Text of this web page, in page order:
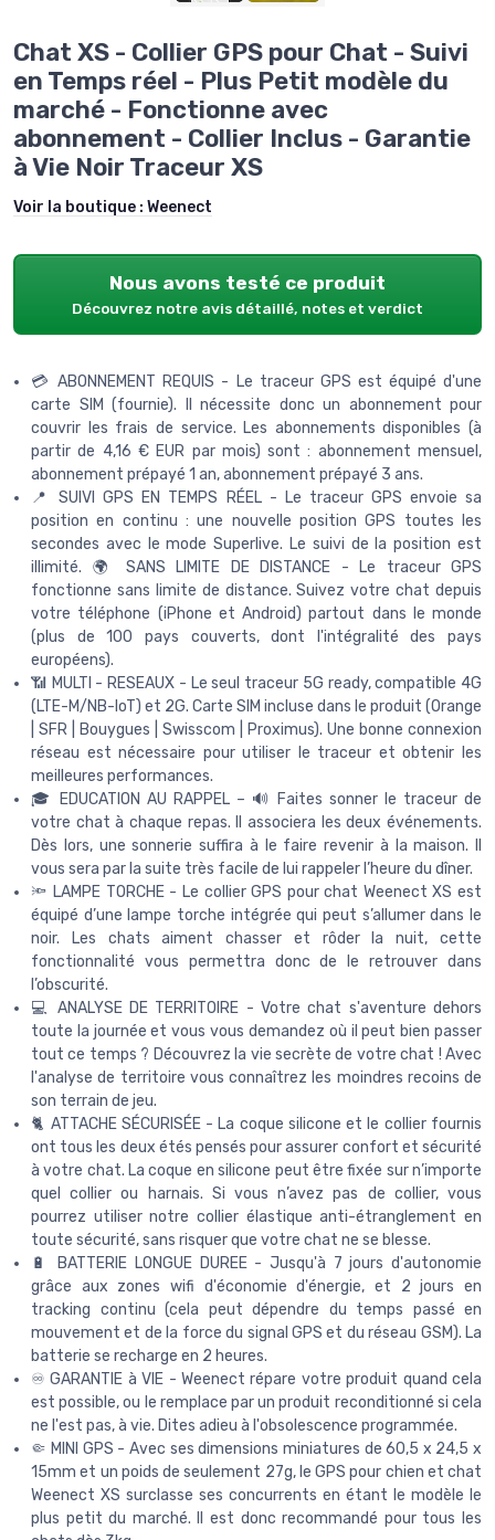
Chat XS - Collier GPS pour Chat - Suivi
en Temps réel - Plus Petit modèle du
marché - Fonctionne avec
abonnement - Collier Inclus - Garantie
à Vie Noir Traceur XS
Voir la boutique : Weenect
Nous avons testé ce produit
Découvrez notre avis détaillé, notes et verdict
💳 ABONNEMENT REQUIS - Le traceur GPS est équipé d'une
carte SIM (fournie). Il nécessite donc un abonnement pour
couvrir les frais de service. Les abonnements disponibles (à
partir de 4,16 € EUR par mois) sont : abonnement mensuel,
abonnement prépayé 1 an, abonnement prépayé 3 ans.
📍 SUIVI GPS EN TEMPS RÉEL - Le traceur GPS envoie sa
position en continu : une nouvelle position GPS toutes les
secondes avec le mode Superlive. Le suivi de la position est
illimité. 🌍 SANS LIMITE DE DISTANCE - Le traceur GPS
fonctionne sans limite de distance. Suivez votre chat depuis
votre téléphone (iPhone et Android) partout dans le monde
(plus de 100 pays couverts, dont l'intégralité des pays
européens).
📶 MULTI - RESEAUX - Le seul traceur 5G ready, compatible 4G
(LTE-M/NB-IoT) et 2G. Carte SIM incluse dans le produit (Orange
| SFR | Bouygues | Swisscom | Proximus). Une bonne connexion
réseau est nécessaire pour utiliser le traceur et obtenir les
meilleures performances.
🎓 EDUCATION AU RAPPEL – 🔊 Faites sonner le traceur de
votre chat à chaque repas. Il associera les deux événements.
Dès lors, une sonnerie suffira à le faire revenir à la maison. Il
vous sera par la suite très facile de lui rappeler l’heure du dîner.
🔦 LAMPE TORCHE - Le collier GPS pour chat Weenect XS est
équipé d’une lampe torche intégrée qui peut s’allumer dans le
noir. Les chats aiment chasser et rôder la nuit, cette
fonctionnalité vous permettra donc de le retrouver dans
l’obscurité.
💻 ANALYSE DE TERRITOIRE - Votre chat s'aventure dehors
toute la journée et vous vous demandez où il peut bien passer
tout ce temps ? Découvrez la vie secrète de votre chat ! Avec
l'analyse de territoire vous connaîtrez les moindres recoins de
son terrain de jeu.
🐈 ATTACHE SÉCURISÉE - La coque silicone et le collier fournis
ont tous les deux étés pensés pour assurer confort et sécurité
à votre chat. La coque en silicone peut être fixée sur n’importe
quel collier ou harnais. Si vous n’avez pas de collier, vous
pourrez utiliser notre collier élastique anti-étranglement en
toute sécurité, sans risquer que votre chat ne se blesse.
🔋 BATTERIE LONGUE DUREE - Jusqu'à 7 jours d'autonomie
grâce aux zones wifi d'économie d'énergie, et 2 jours en
tracking continu (cela peut dépendre du temps passé en
mouvement et de la force du signal GPS et du réseau GSM). La
batterie se recharge en 2 heures.
♾️ GARANTIE à VIE - Weenect répare votre produit quand cela
est possible, ou le remplace par un produit reconditionné si cela
ne l'est pas, à vie. Dites adieu à l'obsolescence programmée.
🤏 MINI GPS - Avec ses dimensions miniatures de 60,5 x 24,5 x
15mm et un poids de seulement 27g, le GPS pour chien et chat
Weenect XS surclasse ses concurrents en étant le modèle le
plus petit du marché. Il est donc recommandé pour tous les